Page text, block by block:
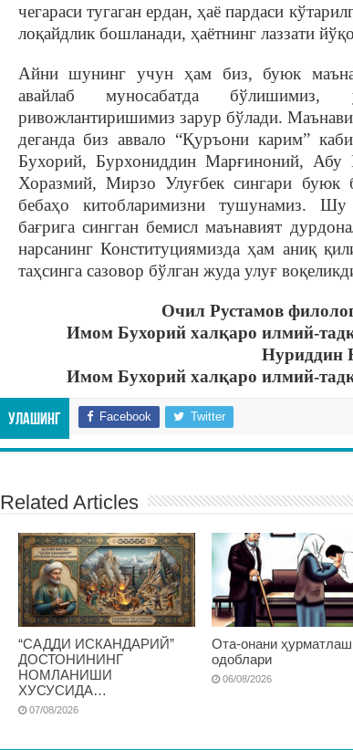
чегараси тугаган ердан, ҳаё пардаси
лоқайдлик бошланади, ҳаётнинг лаззати
Айни шунинг учун ҳам биз, буюк
авайлаб муносабатда
ривожлантиришимиз зарур бўлади.
деганда биз аввало “Қуръони карим”
Бухорий, Бурхониддин Марғиноний,
Хоразмий, Мирзо Улуғбек сингари буюк
бебаҳо китобларимизни тушунамиз. Шу
бағрига сингган бемисл маънавият
нарсанинг Конституциямизда ҳам аниқ
таҳсинга сазовор бўлган жуда улуғ
Очил Рустамов
Имом Бухорий халқаро илмий-
Нуриддин
Имом Бухорий халқаро илмий-
Улашинг Facebook Twitter
Related Articles
“САДДИ ИСКАНДАРИЙ”
ДОСТОНИНИНГ
НОМЛАНИШИ
ХУСУСИДА…
07/08/2026
Ота-онани ҳурматлаш
одоблари
06/08/2026